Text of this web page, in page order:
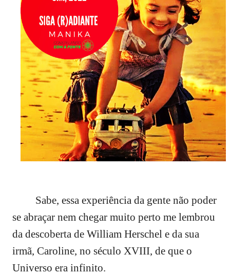
Sabe, essa experiência da gente não poder
se abraçar nem chegar muito perto me lembrou
da descoberta de William Herschel e da sua
irmã, Caroline, no século XVIII, de que o
Universo era infinito.